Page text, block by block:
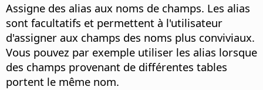
Assigne des alias aux noms de champs. Les alias
sont facultatifs et permettent à l'utilisateur
d'assigner aux champs des noms plus conviviaux.
Vous pouvez par exemple utiliser les alias lorsque
des champs provenant de différentes tables
portent le même nom.